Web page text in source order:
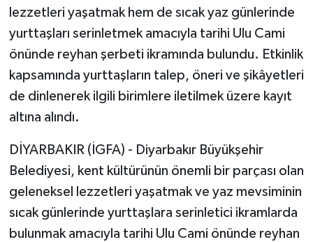
lezzetleri yaşatmak hem de sıcak yaz günlerinde
yurttaşları serinletmek amacıyla tarihi Ulu Cami
önünde reyhan şerbeti ikramında bulundu. Etkinlik
kapsamında yurttaşların talep, öneri ve şikâyetleri
de dinlenerek ilgili birimlere iletilmek üzere kayıt
altına alındı.
DİYARBAKIR (İGFA) - Diyarbakır Büyükşehir
Belediyesi, kent kültürünün önemli bir parçası olan
geleneksel lezzetleri yaşatmak ve yaz mevsiminin
sıcak günlerinde yurttaşlara serinletici ikramlarda
bulunmak amacıyla tarihi Ulu Cami önünde reyhan